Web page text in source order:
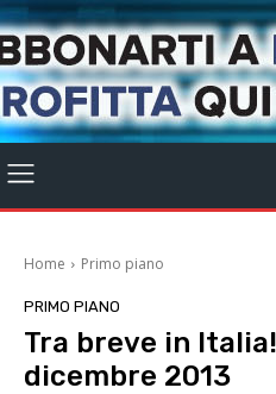
Home Primo piano
PRIMO PIANO
Tra breve in
dicembre 2013